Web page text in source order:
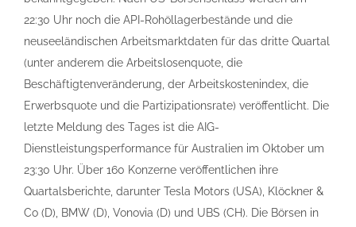
22:30 Uhr noch die API-Rohöllagerbestände und die
neuseeländischen Arbeitsmarktdaten für das dritte Quartal
(unter anderem die Arbeitslosenquote, die
Beschäftigtenveränderung, der Arbeitskostenindex, die
Erwerbsquote und die Partizipationsrate) veröffentlicht. Die
letzte Meldung des Tages ist die AIG-
Dienstleistungsperformance für Australien im Oktober um
23:30 Uhr. Über 160 Konzerne veröffentlichen ihre
Quartalsberichte, darunter Tesla Motors (USA), Klöckner &
Co (D), BMW (D), Vonovia (D) und UBS (CH). Die Börsen in